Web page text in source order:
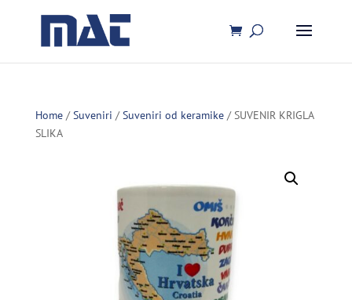
Home/Suveniri /Suveniri od keramike/ SUVENIR KRIGLA
SLIKA